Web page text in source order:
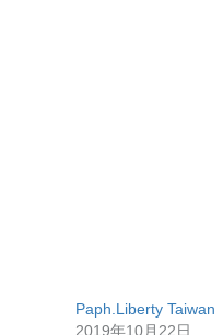
Paph.Liberty Taiwan
2019年10月22日